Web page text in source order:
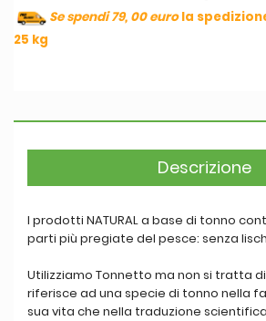
Se spendi 79, 00 eurola
25 kg
Descrizione
I prodotti NATURAL a base di tonno
parti più pregiate del pesce: senza
Utilizziamo Tonnetto ma non si tratta
riferisce ad una specie di tonno nella
sua vita che nella traduzione